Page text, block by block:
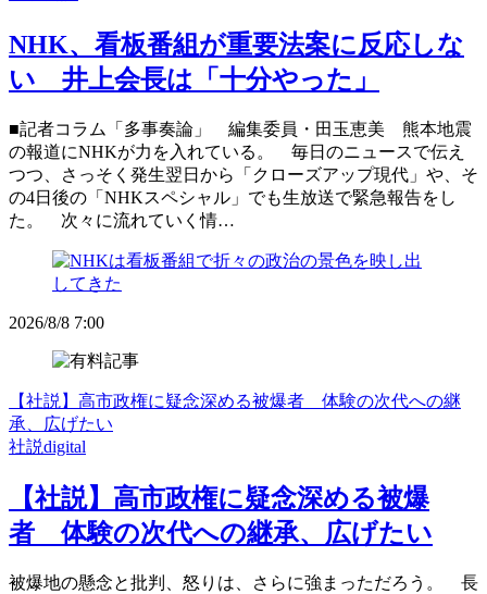
NHK、看板番組が重要法案に反応しな
い 井上会長は「十分やった」
■記者コラム「多事奏論」 編集委員・田玉恵美 熊本地震
の報道にNHKが力を入れている。 毎日のニュースで伝え
つつ、さっそく発生翌日から「クローズアップ現代」や、そ
の4日後の「NHKスペシャル」でも生放送で緊急報告をし
た。 次々に流れていく情…
2026/8/8 7:00
【社説】高市政権に疑念深める被爆者 体験の次代への継
承、広げたい
社説digital
【社説】高市政権に疑念深める被爆
者 体験の次代への継承、広げたい
被爆地の懸念と批判、怒りは、さらに強まっただろう。 長